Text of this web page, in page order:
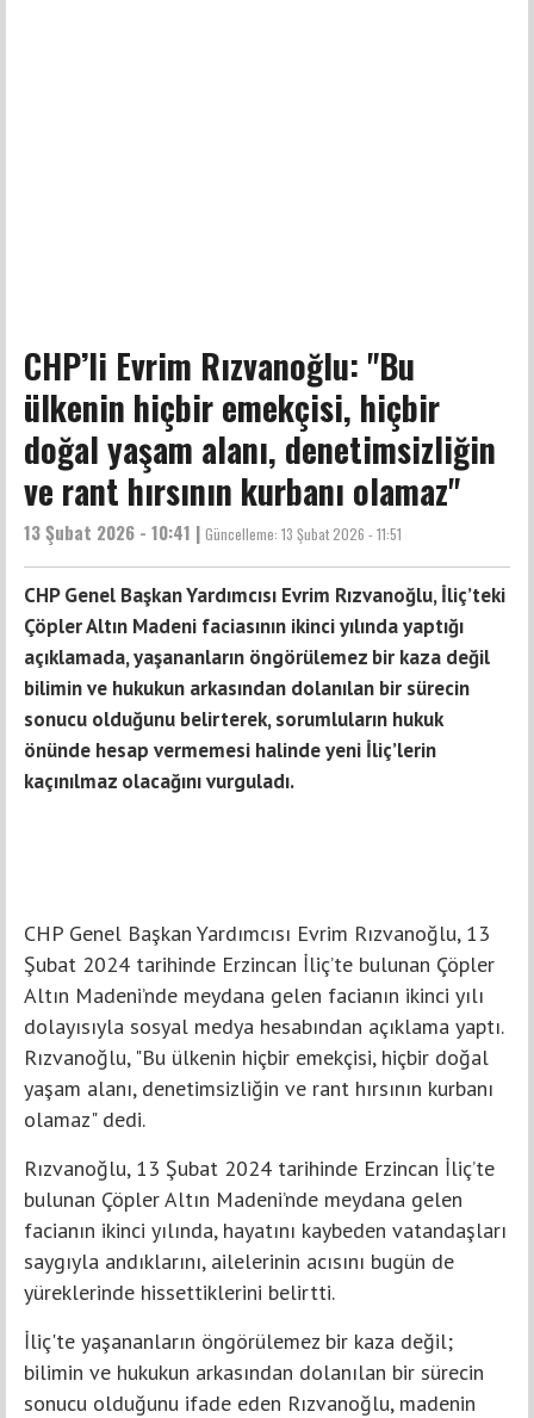
CHP’li Evrim Rızvanoğlu: "Bu
ülkenin hiçbir emekçisi, hiçbir
doğal yaşam alanı, denetimsizliğin
ve rant hırsının kurbanı olamaz"
13 Şubat 2026 - 10:41 | Güncelleme: 13 Şubat 2026 - 11:51
CHP Genel Başkan Yardımcısı Evrim Rızvanoğlu, İliç’teki
Çöpler Altın Madeni faciasının ikinci yılında yaptığı
açıklamada, yaşananların öngörülemez bir kaza değil
bilimin ve hukukun arkasından dolanılan bir sürecin
sonucu olduğunu belirterek, sorumluların hukuk
önünde hesap vermemesi halinde yeni İliç’lerin
kaçınılmaz olacağını vurguladı.
CHP Genel Başkan Yardımcısı Evrim Rızvanoğlu, 13
Şubat 2024 tarihinde Erzincan İliç’te bulunan Çöpler
Altın Madeni’nde meydana gelen facianın ikinci yılı
dolayısıyla sosyal medya hesabından açıklama yaptı.
Rızvanoğlu, "Bu ülkenin hiçbir emekçisi, hiçbir doğal
yaşam alanı, denetimsizliğin ve rant hırsının kurbanı
olamaz" dedi.
Rızvanoğlu, 13 Şubat 2024 tarihinde Erzincan İliç’te
bulunan Çöpler Altın Madeni’nde meydana gelen
facianın ikinci yılında, hayatını kaybeden vatandaşları
saygıyla andıklarını, ailelerinin acısını bugün de
yüreklerinde hissettiklerini belirtti.
İliç'te yaşananların öngörülemez bir kaza değil;
bilimin ve hukukun arkasından dolanılan bir sürecin
sonucu olduğunu ifade eden Rızvanoğlu, madenin